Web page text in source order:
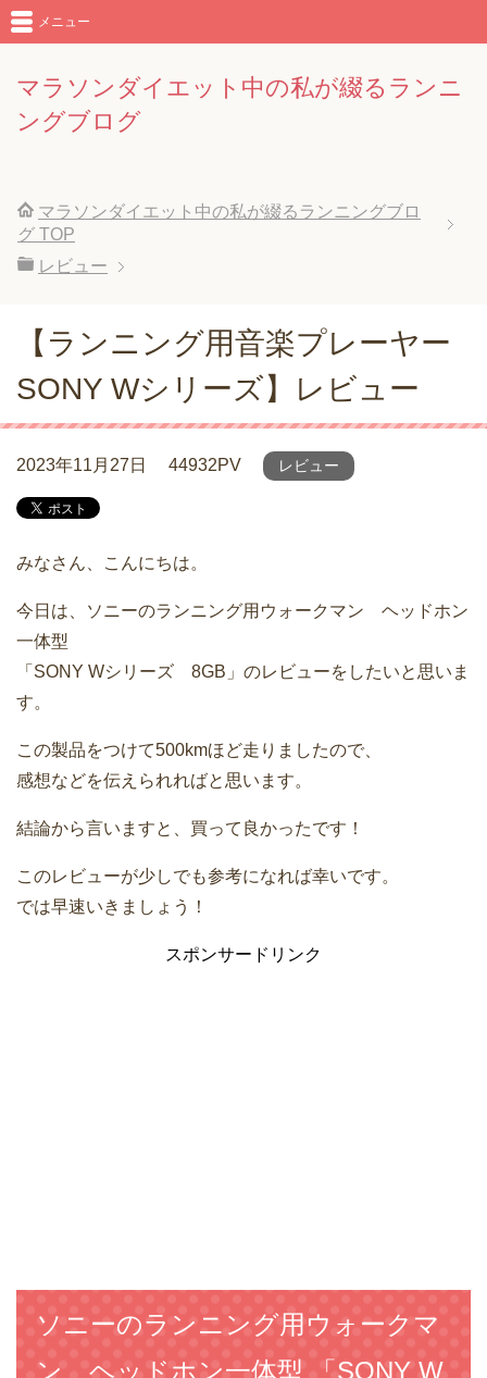
マラソンダイエット中の私が綴るランニ
ングブログ
メニュー
マラソンダイエット中の私が綴るランニングブロ
グ TOP
レビュー
【ランニング用音楽プレーヤー
SONY Wシリーズ】レビュー
2023年11月27日 44932PV レビュー
みなさん、こんにちは。
今日は、ソニーのランニング用ウォークマン ヘッドホン
一体型
「SONY Wシリーズ 8GB」のレビューをしたいと思いま
す。
この製品をつけて500kmほど走りましたので、
感想などを伝えられればと思います。
結論から言いますと、買って良かったです！
このレビューが少しでも参考になれば幸いです。
では早速いきましょう！
スポンサードリンク
ソニーのランニング用ウォークマ
ン ヘッドホン一体型 「SONY W